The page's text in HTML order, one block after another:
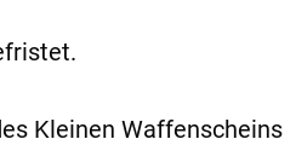
Kleinen Waffenscheins